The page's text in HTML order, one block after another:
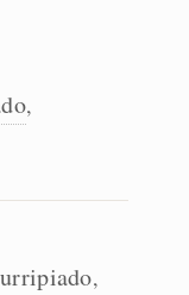
,
,